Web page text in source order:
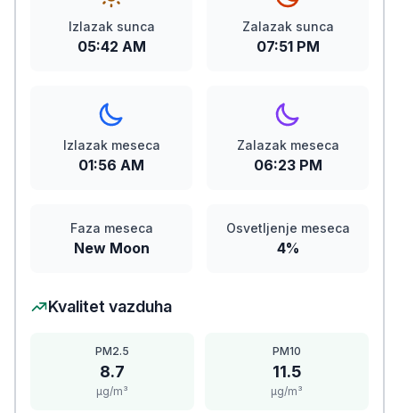
Izlazak sunca
05:42 AM
Zalazak sunca
07:51 PM
Izlazak meseca
01:56 AM
Zalazak meseca
06:23 PM
Faza meseca
New Moon
Osvetljenje meseca
4%
Kvalitet vazduha
PM2.5
8.7
μg/m³
PM10
11.5
μg/m³